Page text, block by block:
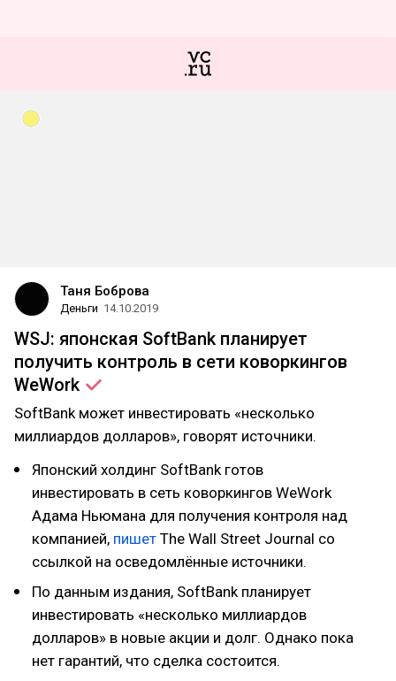
Таня Боброва
Деньги 14.10.2019
WSJ: японская SoftBank планирует
получить контроль в сети коворкингов
WeWork
SoftBank может инвестировать «несколько
миллиардов долларов», говорят источники.
Японский холдинг SoftBank готов
инвестировать в сеть коворкингов WeWork
Адама Ньюмана для получения контроля над
компанией, пишет The Wall Street Journal со
ссылкой на осведомлённые источники.
По данным издания, SoftBank планирует
инвестировать «несколько миллиардов
долларов» в новые акции и долг. Однако пока
нет гарантий, что сделка состоится.